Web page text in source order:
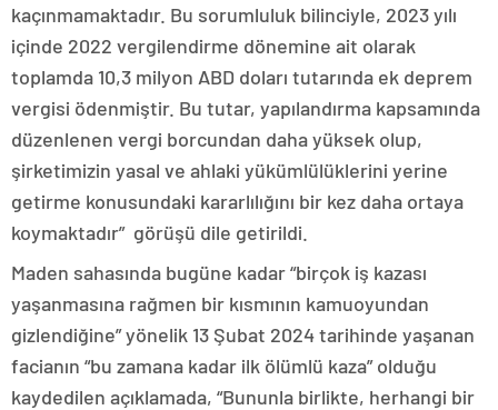
kaçınmamaktadır. Bu sorumluluk bilinciyle, 2023 yılı
içinde 2022 vergilendirme dönemine ait olarak
toplamda 10,3 milyon ABD doları tutarında ek deprem
vergisi ödenmiştir. Bu tutar, yapılandırma kapsamında
düzenlenen vergi borcundan daha yüksek olup,
şirketimizin yasal ve ahlaki yükümlülüklerini yerine
getirme konusundaki kararlılığını bir kez daha ortaya
koymaktadır” görüşü dile getirildi.
Maden sahasında bugüne kadar “birçok iş kazası
yaşanmasına rağmen bir kısmının kamuoyundan
gizlendiğine” yönelik 13 Şubat 2024 tarihinde yaşanan
facianın “bu zamana kadar ilk ölümlü kaza” olduğu
kaydedilen açıklamada, “Bununla birlikte, herhangi bir